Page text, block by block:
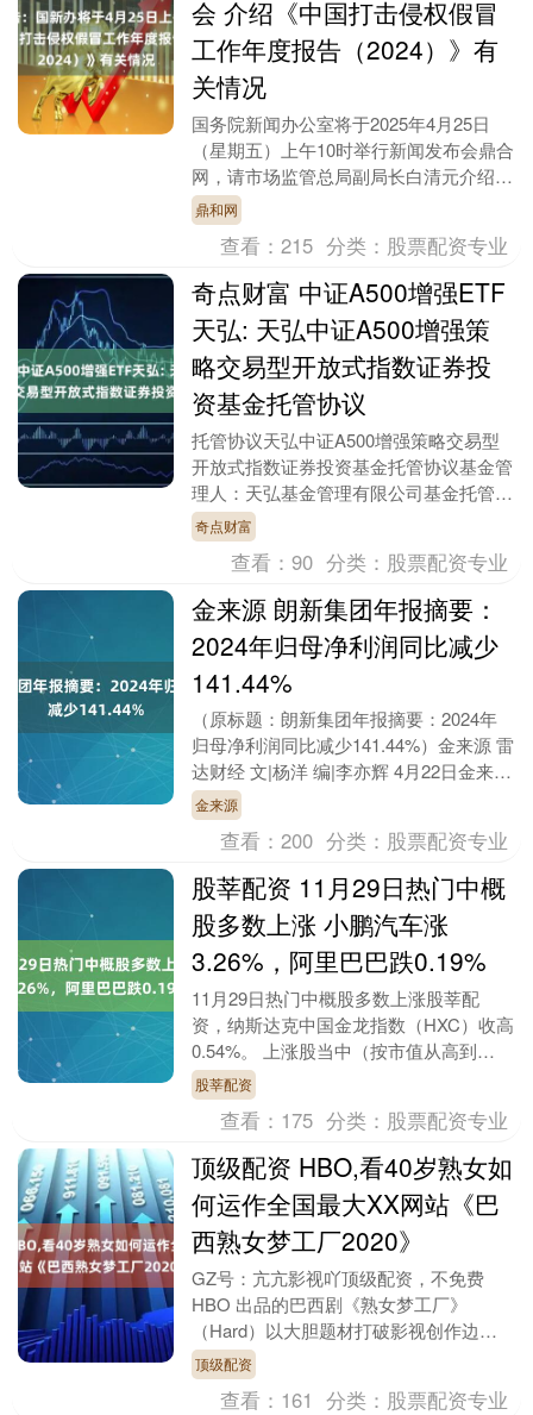
会 介绍《中国打击侵权假冒
工作年度报告（2024）》有
关情况
国务院新闻办公室将于2025年4月25日
（星期五）上午10时举行新闻发布会鼎合
网，请市场监管总局副局长白清元介绍
《中国打击侵权假冒工作年度报告
（2024）》有关....
鼎和网
查看：215 分类： 股票配资专业
奇点财富 中证A500增强ETF
天弘: 天弘中证A500增强策
略交易型开放式指数证券投
资基金托管协议
托管协议天弘中证A500增强策略交易型
开放式指数证券投资基金托管协议基金管
理人：天弘基金管理有限公司基金托管
人：中信建投证券股份有限公司托管协议
托管协议鉴于天弘....
奇点财富
查看：90 分类： 股票配资专业
金来源 朗新集团年报摘要：
2024年归母净利润同比减少
141.44%
（原标题：朗新集团年报摘要：2024年
归母净利润同比减少141.44%）金来源 雷
达财经 文|杨洋 编|李亦辉 4月22日金来
源，朗新集团(300682)发布2....
金来源
查看：200 分类： 股票配资专业
股莘配资 11月29日热门中概
股多数上涨 小鹏汽车涨
3.26%，阿里巴巴跌0.19%
11月29日热门中概股多数上涨股莘配
资，纳斯达克中国金龙指数（HXC）收高
0.54%。 上涨股当中（按市值从高到
低），台积电涨0.53%，拼多多涨
0.24%，网....
股莘配资
查看： 175 分类： 股票配资专业
顶级配资 HBO,看40岁熟女如
何运作全国最大XX网站《巴
西熟女梦工厂2020》
GZ号：亢亢影视吖顶级配资，不免费
HBO 出品的巴西剧《熟女梦工厂》
（Hard）以大胆题材打破影视创作边
界，将镜头对准被社会禁忌的情色产业，
却并非单纯追求感官....
顶级配资
查看： 161 分类： 股票配资专业